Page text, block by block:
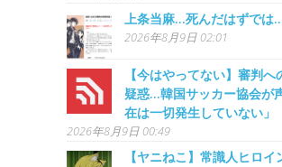
上条当麻…死んだはずでは
2026年8月9日 02:01
【今はやってない】審判へ
疑惑…韓国サッカー協会が
在は一切発生していない」
2026年8月9日 00:49
【ヤニねこ】常識人ヒロイ